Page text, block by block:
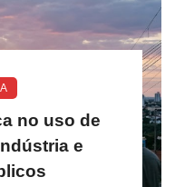
no uso de
e